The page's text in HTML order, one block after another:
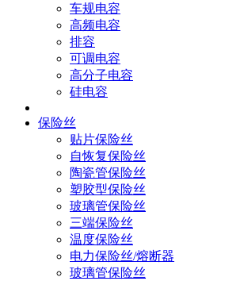
车规电容
高频电容
排容
可调电容
高分子电容
硅电容
保险丝
贴片保险丝
自恢复保险丝
陶瓷管保险丝
塑胶型保险丝
玻璃管保险丝
三端保险丝
温度保险丝
电力保险丝/熔断器
玻璃管保险丝